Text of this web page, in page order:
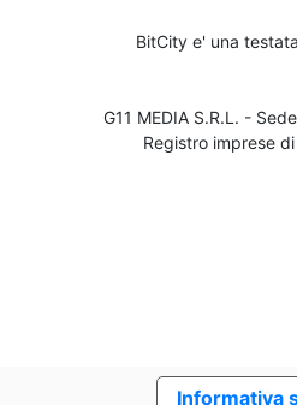
BitCity e' una
G11 MEDIA S.R.L. -
Registro imprese
Informativa